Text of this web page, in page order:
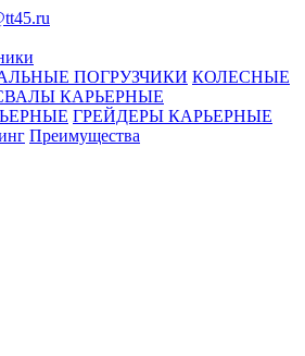
ПОГРУЗЧИКИ КОЛЕСНЫЕ
КАРЬЕРНЫЕ
ГРЕЙДЕРЫ КАРЬЕРНЫЕ
Преимущества